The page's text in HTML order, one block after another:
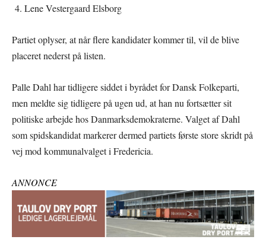
Lene Vestergaard Elsborg
Partiet oplyser, at når flere kandidater kommer til, vil de blive
placeret nederst på listen.
Palle Dahl har tidligere siddet i byrådet for Dansk Folkeparti,
men meldte sig tidligere på ugen ud, at han nu fortsætter sit
politiske arbejde hos Danmarksdemokraterne. Valget af Dahl
som spidskandidat markerer dermed partiets første store skridt på
vej mod kommunalvalget i Fredericia.
ANNONCE